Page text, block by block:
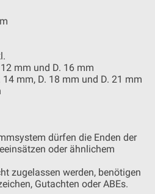
mm und D. 16 mm
mm, D. 18 mm und D. 21 mm
dürfen die Enden der
oder ähnlichem
zugelassen werden, benötigen
Gutachten oder ABEs.